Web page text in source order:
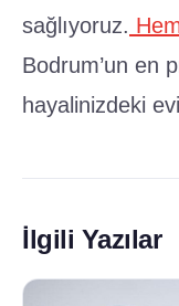
sağlıyoruz.
Bodrum’un en
hayalinizdeki
İlgili Yazılar